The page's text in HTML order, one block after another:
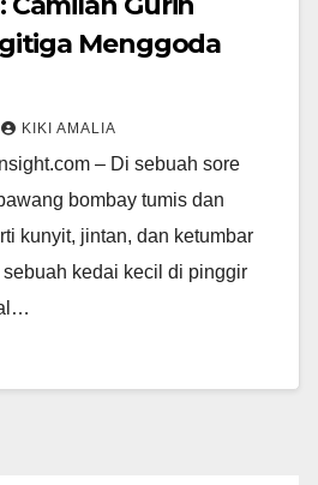
Menggoda
KIKI AMALIA
– Di sebuah sore
bombay tumis dan
kunyit, jintan, dan ketumbar
kedai kecil di pinggir